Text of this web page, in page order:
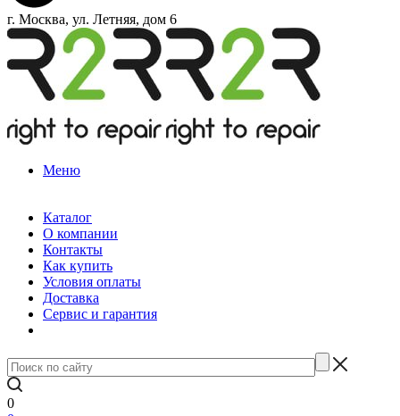
г. Москва, ул. Летняя, дом 6
Меню
Каталог
О компании
Контакты
Как купить
Условия оплаты
Доставка
Сервис и гарантия
0